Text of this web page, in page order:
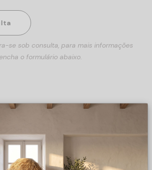
se sob consulta, para mais informações
o formulário abaixo.